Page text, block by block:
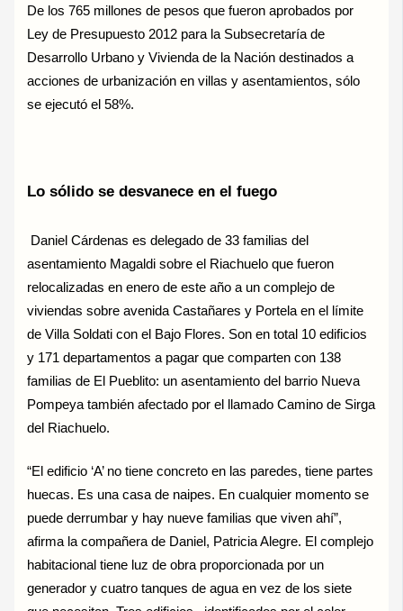
De los 765 millones de pesos que fueron aprobados por
Ley de Presupuesto 2012 para la Subsecretaría de
Desarrollo Urbano y Vivienda de la Nación destinados a
acciones de urbanización en villas y asentamientos, sólo
se ejecutó el 58%.
Lo sólido se desvanece en el fuego
Daniel Cárdenas es delegado de 33 familias del
asentamiento Magaldi sobre el Riachuelo que fueron
relocalizadas en enero de este año a un complejo de
viviendas sobre avenida Castañares y Portela en el límite
de Villa Soldati con el Bajo Flores. Son en total 10 edificios
y 171 departamentos a pagar que comparten con 138
familias de El Pueblito: un asentamiento del barrio Nueva
Pompeya también afectado por el llamado Camino de Sirga
del Riachuelo.
“El edificio ‘A’ no tiene concreto en las paredes, tiene partes
huecas. Es una casa de naipes. En cualquier momento se
puede derrumbar y hay nueve familias que viven ahí”,
afirma la compañera de Daniel, Patricia Alegre. El complejo
habitacional tiene luz de obra proporcionada por un
generador y cuatro tanques de agua en vez de los siete